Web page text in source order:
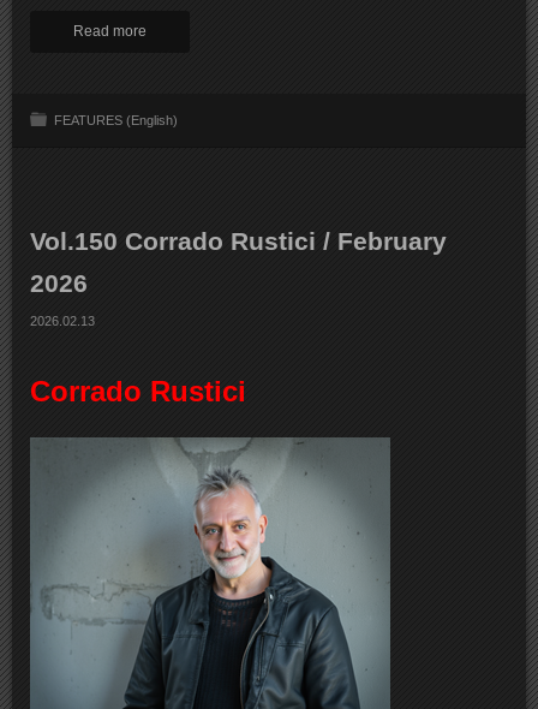
Read more
FEATURES (English)
Vol.150 Corrado Rustici / February
2026
2026.02.13
Corrado Rustici